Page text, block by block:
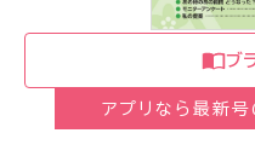
ブ
アプリなら最新